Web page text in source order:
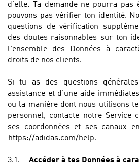
d'elle. Ta demande ne pourra pas
pouvons pas vérifier ton identité.
questions de vérification
des doutes raisonnables sur ton
l'ensemble des Données à
droits de nos clients.
Si tu as des questions
assistance et d'une aide
ou la manière dont nous utilisons
personnel, contacte notre Service
ses coordonnées et ses canaux
https://adidas.com/help.
3.1. Accéder à tes Données à